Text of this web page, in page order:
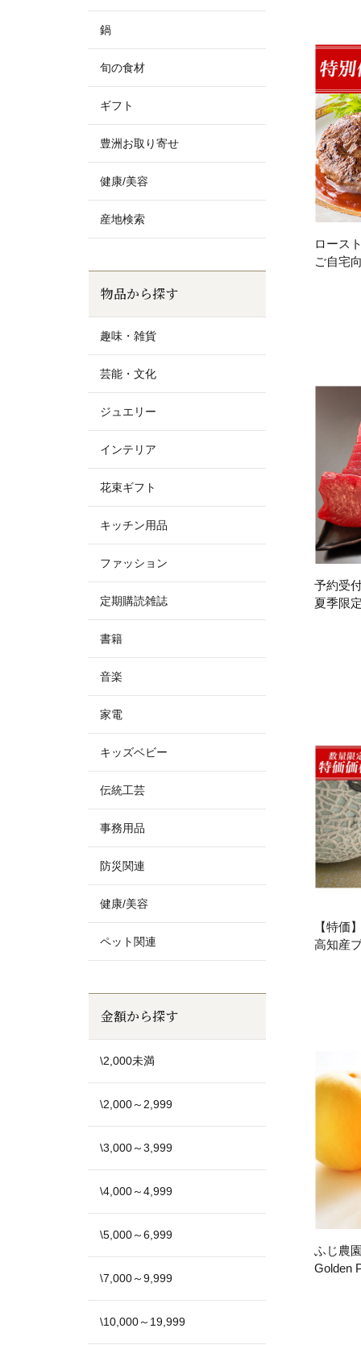
ロース
ご自宅
予約受
夏季限
【特価
高知産
ふじ農
Golden
鍋
旬の食材
ギフト
豊洲お取り寄せ
健康/美容
産地検索
物品から探す
趣味・雑貨
芸能・文化
ジュエリー
インテリア
花束ギフト
キッチン用品
ファッション
定期購読雑誌
書籍
音楽
家電
キッズベビー
伝統工芸
事務用品
防災関連
健康/美容
ペット関連
金額から探す
\2,000未満
\2,000～2,999
\3,000～3,999
\4,000～4,999
\5,000～6,999
\7,000～9,999
\10,000～19,999